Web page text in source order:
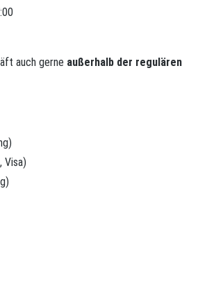
auch gerne außerhalb der regulären
Visa)